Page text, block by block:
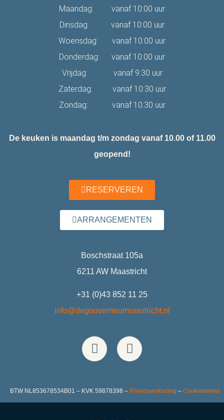
Maandag: vanaf 10:00 uur
Dinsdag: vanaf 10:00 uur
Woensdag: vanaf 10:00 uur
Donderdag: vanaf 10:00 uur
Vrijdag: vanaf 9:30 uur
Zaterdag: vanaf 10:30 uur
Zondag: vanaf 10:30 uur
De keuken is maandag t/m zondag vanaf 10.00 of 11.00
geopend!
RESERVEREN
ARRANGEMENTEN
Boschstraat 105a
6211 AW Maastricht
+31 (0)43 852 11 25
info@degouverneurmaastricht.nl
BTW NL853678534B01 – KVK 59878398 – Privacyverklaring – Cookiebeleid